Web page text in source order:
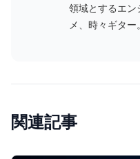
領域とするエ
メ、時々ギター。
関連記事